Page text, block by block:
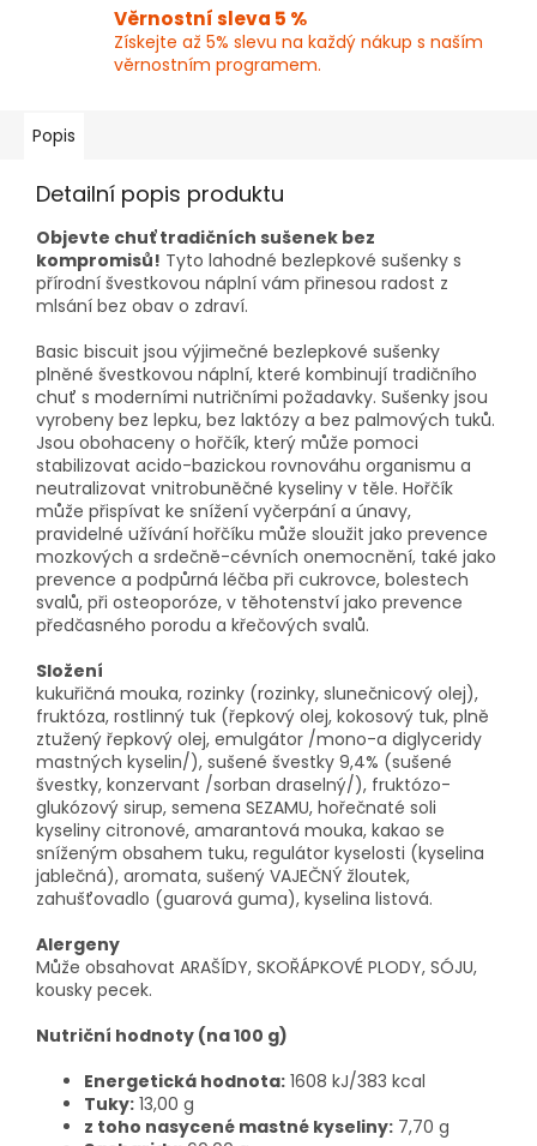
Věrnostní sleva 5 %
Získejte až 5% slevu na každý nákup s naším
věrnostním programem.
Popis
Detailní popis produktu
Objevte chuť tradičních sušenek bez
kompromisů! Tyto lahodné bezlepkové sušenky s
přírodní švestkovou náplní vám přinesou radost z
mlsání bez obav o zdraví.
Basic biscuit jsou výjimečné bezlepkové sušenky
plněné švestkovou náplní, které kombinují tradičního
chuť s moderními nutričními požadavky. Sušenky jsou
vyrobeny bez lepku, bez laktózy a bez palmových tuků.
Jsou obohaceny o hořčík, který může pomoci
stabilizovat acido-bazickou rovnováhu organismu a
neutralizovat vnitrobuněčné kyseliny v těle. Hořčík
může přispívat ke snížení vyčerpání a únavy,
pravidelné užívání hořčíku může sloužit jako prevence
mozkových a srdečně-cévních onemocnění, také jako
prevence a podpůrná léčba při cukrovce, bolestech
svalů, při osteoporóze, v těhotenství jako prevence
předčasného porodu a křečových svalů.
Složení
kukuřičná mouka, rozinky (rozinky, slunečnicový olej),
fruktóza, rostlinný tuk (řepkový olej, kokosový tuk, plně
ztužený řepkový olej, emulgátor /mono-a diglyceridy
mastných kyselin/), sušené švestky 9,4% (sušené
švestky, konzervant /sorban draselný/), fruktózo-
glukózový sirup, semena SEZAMU, hořečnaté soli
kyseliny citronové, amarantová mouka, kakao se
sníženým obsahem tuku, regulátor kyselosti (kyselina
jablečná), aromata, sušený VAJEČNÝ žloutek,
zahušťovadlo (guarová guma), kyselina listová.
Alergeny
Může obsahovat ARAŠÍDY, SKOŘÁPKOVÉ PLODY, SÓJU,
kousky pecek.
Nutriční hodnoty (na 100 g)
Energetická hodnota: 1608 kJ/383 kcal
Tuky: 13,00 g
z toho nasycené mastné kyseliny: 7,70 g